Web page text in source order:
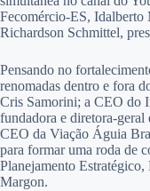
Fecomércio-ES, Idalberto
Richardson Schmittel,
Pensando no
renomadas dentro e fora
Cris Samorini; a CEO do
fundadora e diretora-
CEO da Viação Águia
para formar uma roda de
Planejamento
Margon.